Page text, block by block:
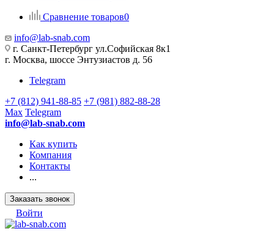
Сравнение товаров0
info@lab-snab.com
г. Санкт-Петербург ул.Софийская 8к1
г. Москва, шоссе Энтузиастов д. 56
Telegram
+7 (812) 941-88-85 +7 (981) 882-88-28
Max Telegram
info@lab-snab.com
Как купить
Компания
Контакты
...
Заказать звонок
Войти